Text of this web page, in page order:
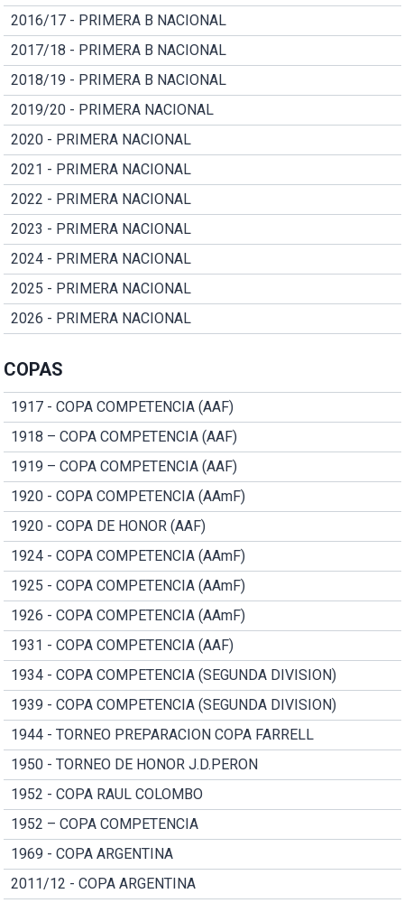
2016/17 - PRIMERA B NACIONAL
2017/18 - PRIMERA B NACIONAL
2018/19 - PRIMERA B NACIONAL
2019/20 - PRIMERA NACIONAL
2020 - PRIMERA NACIONAL
2021 - PRIMERA NACIONAL
2022 - PRIMERA NACIONAL
2023 - PRIMERA NACIONAL
2024 - PRIMERA NACIONAL
2025 - PRIMERA NACIONAL
2026 - PRIMERA NACIONAL
COPAS
1917 - COPA COMPETENCIA (AAF)
1918 – COPA COMPETENCIA (AAF)
1919 – COPA COMPETENCIA (AAF)
1920 - COPA COMPETENCIA (AAmF)
1920 - COPA DE HONOR (AAF)
1924 - COPA COMPETENCIA (AAmF)
1925 - COPA COMPETENCIA (AAmF)
1926 - COPA COMPETENCIA (AAmF)
1931 - COPA COMPETENCIA (AAF)
1934 - COPA COMPETENCIA (SEGUNDA DIVISION)
1939 - COPA COMPETENCIA (SEGUNDA DIVISION)
1944 - TORNEO PREPARACION COPA FARRELL
1950 - TORNEO DE HONOR J.D.PERON
1952 - COPA RAUL COLOMBO
1952 – COPA COMPETENCIA
1969 - COPA ARGENTINA
2011/12 - COPA ARGENTINA